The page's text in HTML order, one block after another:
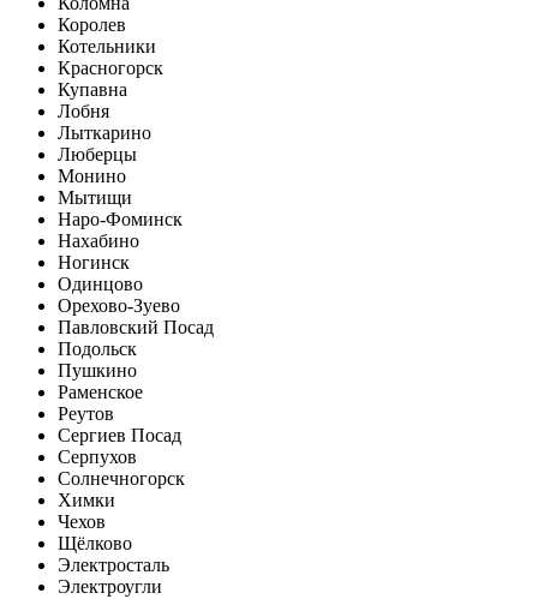
Королев
Котельники
Красногорск
Купавна
Лобня
Лыткарино
Люберцы
Монино
Мытищи
Наро-Фоминск
Нахабино
Ногинск
Одинцово
Орехово-Зуево
Павловский Посад
Подольск
Пушкино
Раменское
Реутов
Сергиев Посад
Серпухов
Солнечногорск
Химки
Чехов
Щёлково
Электросталь
Электроугли